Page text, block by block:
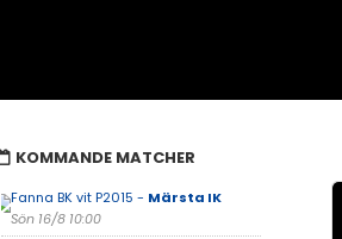
KOMMANDE MATCHER
Fanna BK vit P2015 - Märsta IK
Sön 16/8 10:00